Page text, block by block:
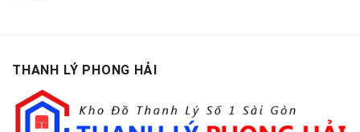
Điểm
Nhận
THANH LÝ PHONG HẢI